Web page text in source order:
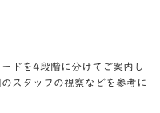
ドを4段階に分けてご案内し
スタッフの視察などを参考に